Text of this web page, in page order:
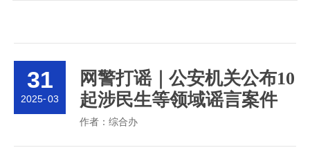
31
2025-03
网警打谣｜公安机关公布10
起涉民生等领域谣言案件
作者： 综合办